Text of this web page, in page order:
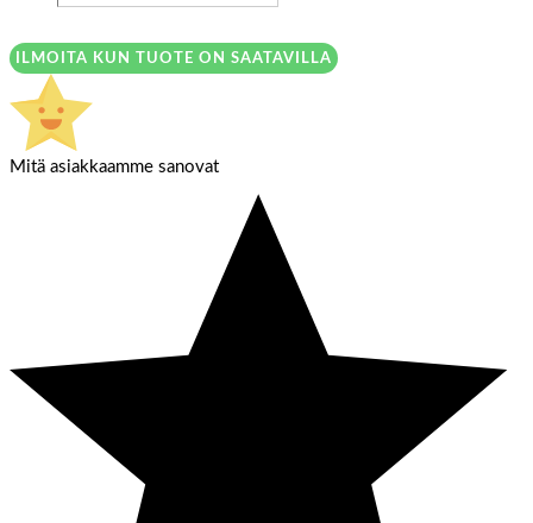
ILMOITA KUN TUOTE ON SAATAVILLA
Mitä asiakkaamme sanovat